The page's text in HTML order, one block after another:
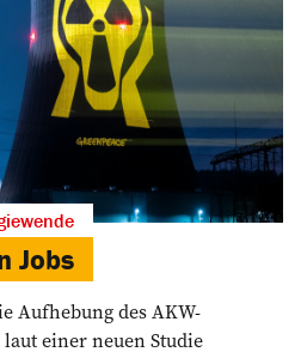
Jobs
Aufhebung des AKW-
einer neuen Studie